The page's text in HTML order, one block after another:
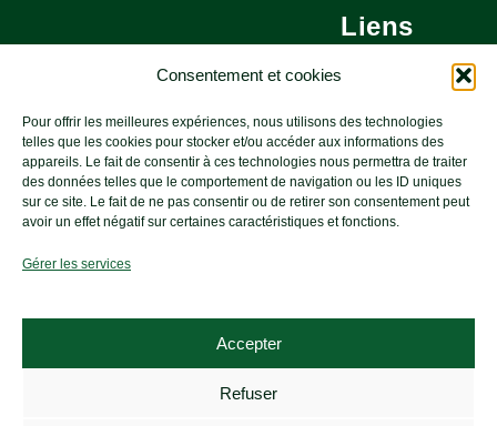
Consentement et cookies
Pour offrir les meilleures expériences, nous utilisons des technologies
telles que les cookies pour stocker et/ou accéder aux informations des
appareils. Le fait de consentir à ces technologies nous permettra de traiter
des données telles que le comportement de navigation ou les ID uniques
sur ce site. Le fait de ne pas consentir ou de retirer son consentement peut
avoir un effet négatif sur certaines caractéristiques et fonctions.
Gérer les services
Accepter
Refuser
Liens
Nous contacter
Newsletters
Mentions
©Maires pour la